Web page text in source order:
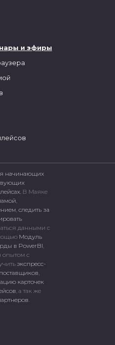
и эфиры
начинающих
В Маяке
следить за
данными с
Модуль
в PowerBI
опытом с
экспресс-
карточек
, а так же